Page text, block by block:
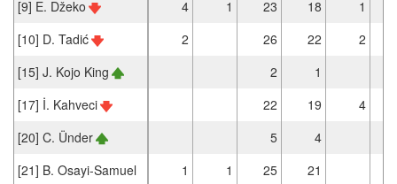
[9] E. Džeko 4 1 23 18
1
[10] D. Tadić
2 26 22
2
[15] J. Kojo King
2
1
[17] İ. Kahveci
22 19
4
[20] C. Ünder
5
4
[21] B. Osayi-Samuel
1 1 25
21